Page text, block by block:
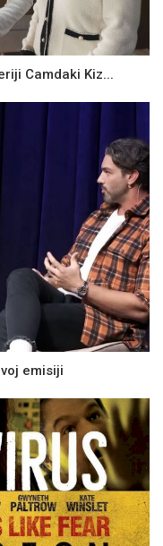
Camdaki Kiz...
emisiji